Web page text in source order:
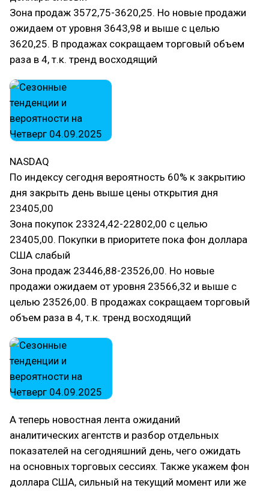
Зона продаж 3572,75-3620,25. Но новые продажи
ожидаем от уровня 3643,98 и выше с целью
3620,25. В продажах сокращаем торговый объем
раза в 4, т.к. тренд восходящий
NASDAQ
По индексу сегодня вероятность 60% к закрытию
дня закрыть день выше цены открытия дня
23405,00
Зона покупок 23324,42-22802,00 с целью
23405,00. Покупки в приоритете пока фон доллара
США слабый
Зона продаж 23446,88-23526,00. Но новые
продажи ожидаем от уровня 23566,32 и выше с
целью 23526,00. В продажах сокращаем торговый
объем раза в 4, т.к. тренд восходящий
А теперь новостная лента ожиданий
аналитических агентств и разбор отдельных
показателей на сегодняшний день, чего ожидать
на основных торговых сессиях. Также укажем фон
доллара США, сильный на текущий момент или же